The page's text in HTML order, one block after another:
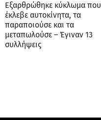
Εξαρθρώθηκε κύκλωμα που
έκλεβε αυτοκίνητα, τα
παραποιούσε και τα
μεταπωλούσε – Έγιναν 13
συλλήψεις